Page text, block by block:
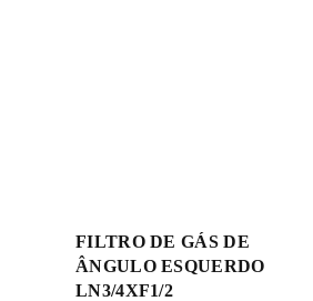
FILTRO DE GÁS DE
ÂNGULO ESQUERDO
LN3/4XF1/2